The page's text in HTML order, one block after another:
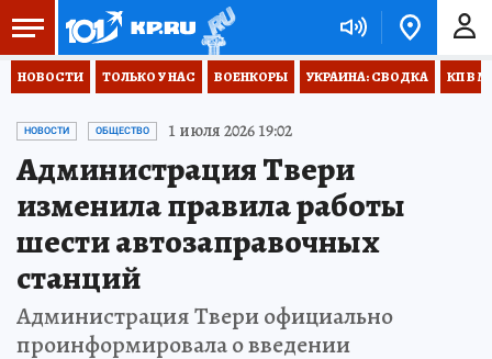
НОВОСТИ ТОЛЬКО У НАС ВОЕНКОРЫ УКРАИНА: СВОДКА КП В
НОВОСТИ ОБЩЕСТВО 1 июля 2026 19:02
Администрация Твери
изменила правила работы
шести автозаправочных
станций
Администрация Твери официально
проинформировала о введении